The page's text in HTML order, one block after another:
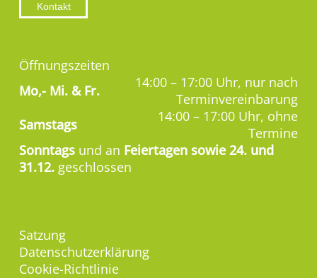
Kontakt
Öffnungszeiten
Mo,- Mi. & Fr.
14:00 – 17:00 Uhr, nur nach
Terminvereinbarung
Samstags
14:00 – 17:00 Uhr, ohne
Termine
Sonntags und an Feiertagen sowie 24. und
31.12. geschlossen
Satzung
Datenschutzerklärung
Cookie-Richtlinie